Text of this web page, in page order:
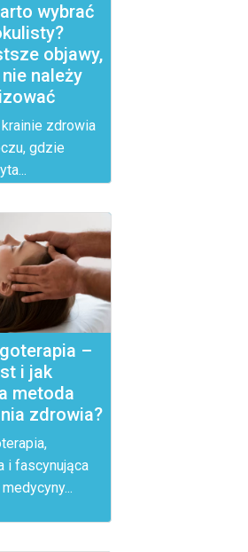
wybrać
objawy,
należy
zdrowia
gdzie
–
i jak
metoda
zdrowia?
i fascynująca